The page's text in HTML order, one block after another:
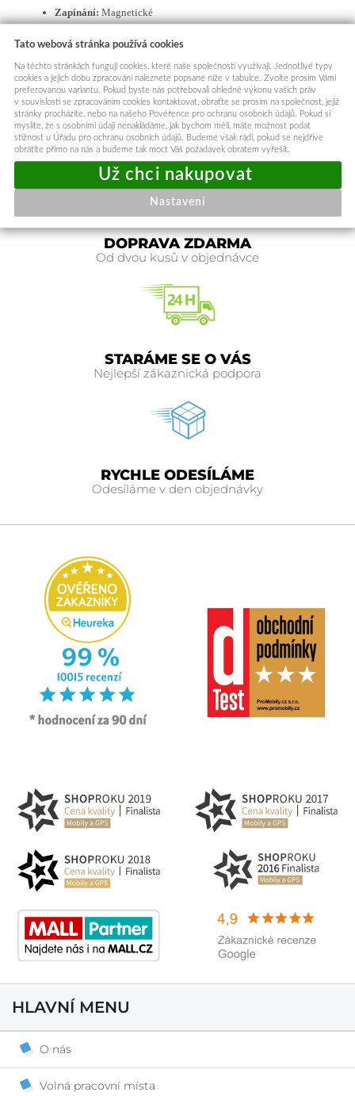
Zapínání:Magnetické
Řemínek Techsuit W034 je ideální volbou pro ty, kteří hledají
elegance, pohodlí a odolnosti. Ať už se chystáte na formální událost nebo na
běžné denní nošení, tento řemínek dodá vašim Apple Watch ten správný šmrnc.
Produkt je určen pro modelyApple Watch 42-49mm.
Kód produktu 144966
DOPRAVA ZDARMA
Od dvou kusů v objednávce
STARÁME SE O VÁS
Nejlepší zákaznická podpora
RYCHLE ODESÍLÁME
Odesíláme v den objednávky
HLAVNÍ MENU
O nás
Volná pracovní místa
Tato webová stránka používá cookies
Na těchto stránkách fungují cookies, které naše společnosti využívají. Jednotlivé typy
cookies a jejich dobu zpracování naleznete popsané níže v tabulce. Zvolte prosím Vámi
preferovanou variantu. Pokud byste nás potřebovali ohledně výkonu vašich práv
v souvislosti se zpracováním cookies kontaktovat, obraťte se prosím na společnost, jejíž
stránky procházíte, nebo na našeho Pověřence pro ochranu osobních údajů. Pokud si
myslíte, že s osobními údaji nenakládáme, jak bychom měli, máte možnost podat
stížnost u Úřadu pro ochranu osobních údajů. Budeme však rádi, pokud se nejdříve
obrátíte přímo na nás a budeme tak moct Váš požadavek obratem vyřešit.
Nastavení